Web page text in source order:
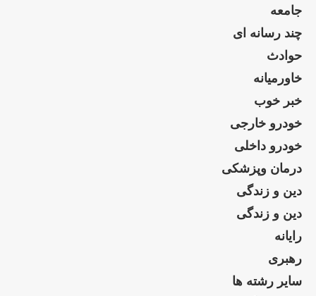
جامعه
چند رسانه ای
حوادث
خاورمیانه
خبر خوب
خودرو خارجی
خودرو داخلی
درمان وپزشکی
دین و زندگی
دین و زندگی
رایانه
رهبری
سایر رشته ها